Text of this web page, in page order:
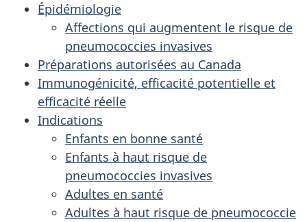
Épidémiologie
Affections qui augmentent le risque de
pneumococcies invasives
Préparations autorisées au Canada
Immunogénicité, efficacité potentielle et
efficacité réelle
Indications
Enfants en bonne santé
Enfants à haut risque de
pneumococcies invasives
Adultes en santé
Adultes à haut risque de pneumococcie